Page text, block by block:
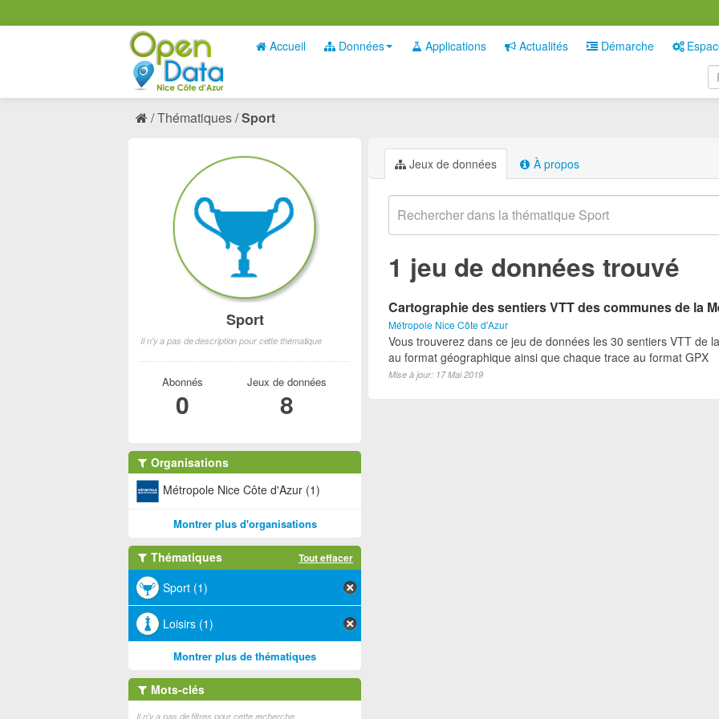
Accueil Données Applications Actualités Démarche
Thématiques Sport
Jeux de données À propos
1 jeu de données trouvé
Cartographie des sentiers VTT des communes de la
Métropole Nice Côte d'Azur
Vous trouverez dans ce jeu de données les 30 sentiers VTT de
au format géographique ainsi que chaque trace au format GPX
Mise à jour: 17 Mai 2019
Sport
Il n'y a pas de description pour cette thématique
Abonnés
0
Jeux de données
8
Organisations
Métropole Nice Côte d'Azur (1)
Montrer plus d'organisations
Thématiques Tout effacer
Sport (1)
Loisirs (1)
Montrer plus de thématiques
Mots-clés
Il n'y a pas de filtres pour cette recherche